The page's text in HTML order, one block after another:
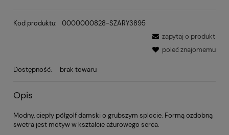
Kod produktu:
0000000828-SZARY3895
zapytaj o produkt
poleć znajomemu
Dostępność: brak towaru
Opis
Modny, ciepły półgolf damski o grubszym splocie. Formą ozdobną
swetra jest motyw w kształcie ażurowego serca.